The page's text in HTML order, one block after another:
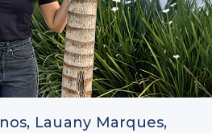
Lauany Marques,